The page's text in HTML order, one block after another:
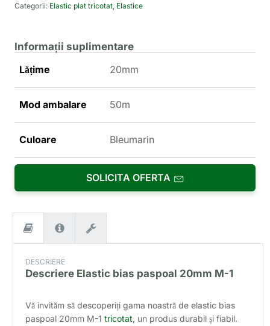
Categorii: Elastic plat tricotat, Elastice
Informații suplimentare
Lățime
20mm
Mod ambalare 50m
Culoare Bleumarin
SOLICITA OFERTA
DESCRIERE
Descriere Elastic bias paspoal 20mm M-1
Vă invităm să descoperiți gama noastră de elastic bias
paspoal 20mm M-1tricotat, un produs durabil și fiabil.